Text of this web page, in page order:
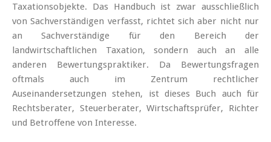
Taxationsobjekte. Das Handbuch ist zwar ausschließlich
von Sachverständigen verfasst, richtet sich aber nicht nur
an Sachverständige für den Bereich der
landwirtschaftlichen Taxation, sondern auch an alle
anderen Bewertungspraktiker. Da Bewertungsfragen
oftmals auch im Zentrum rechtlicher
Auseinandersetzungen stehen, ist dieses Buch auch für
Rechtsberater, Steuerberater, Wirtschaftsprüfer, Richter
und Betroffene von Interesse.